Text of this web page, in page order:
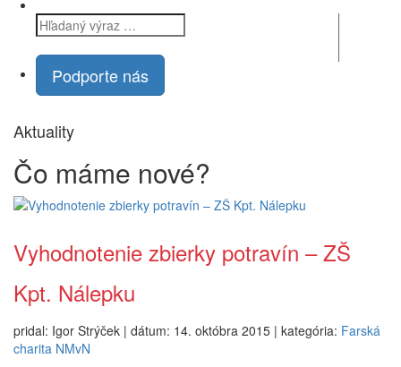
Podporte nás
Aktuality
Čo máme nové?
Vyhodnotenie zbierky potravín – ZŠ
Kpt. Nálepku
pridal: Igor Strýček | dátum: 14. októbra 2015 | kategória: Farská
charita NMvN